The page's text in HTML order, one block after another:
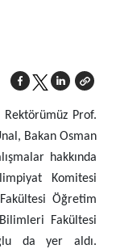
Rektörümüz Prof.
Bakan Osman
hakkında
Komitesi
Öğretim
Fakültesi
da yer aldı.